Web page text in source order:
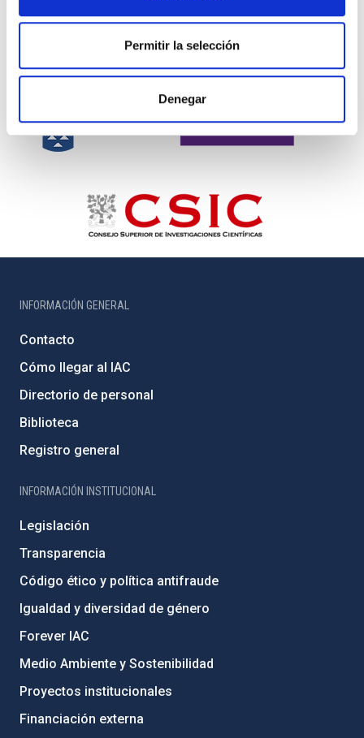
Permitir la selección
Denegar
INFORMACIÓN GENERAL
Contacto
Cómo llegar al IAC
Directorio de personal
Biblioteca
Registro general
INFORMACIÓN INSTITUCIONAL
Legislación
Transparencia
Código ético y política antifraude
Igualdad y diversidad de género
Forever IAC
Medio Ambiente y Sostenibilidad
Proyectos institucionales
Financiación externa